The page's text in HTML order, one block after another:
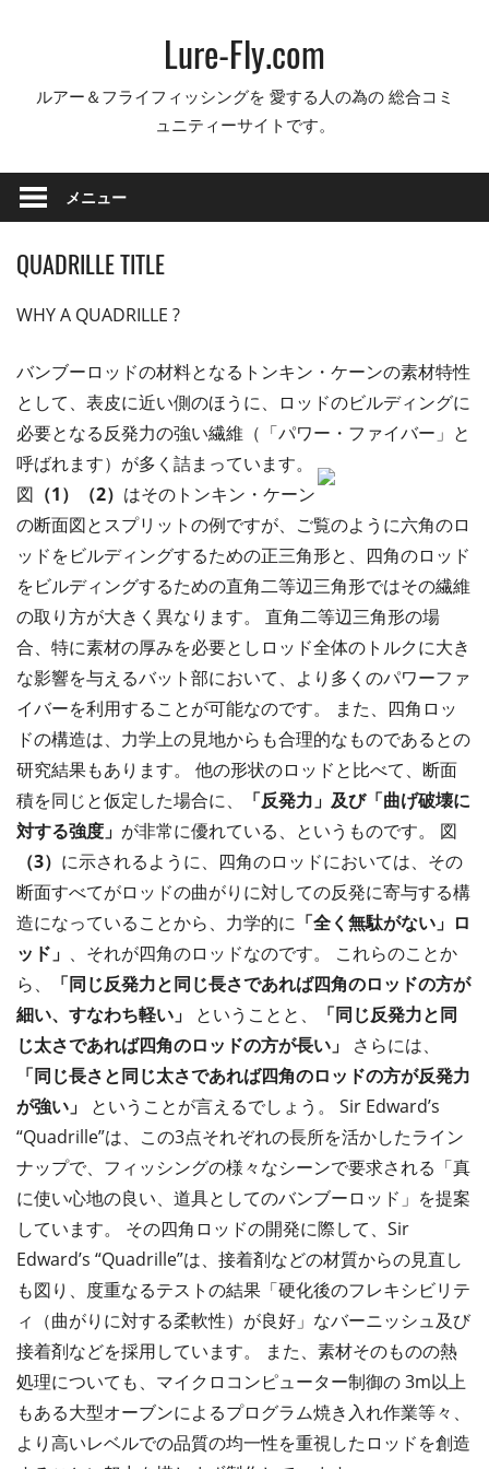
Lure-Fly.com
ルアー＆フライフィッシングを 愛する人の為の 総合コミ
ュニティーサイトです。
メニュー
QUADRILLE TITLE
WHY A QUADRILLE ?
バンブーロッドの材料となるトンキン・ケーンの素材特性
として、表皮に近い側のほうに、ロッドのビルディングに
必要となる反発力の強い繊維（「パワー・ファイバー」と
呼ばれます）が多く詰まっています。
図 （1）（2） はそのトンキン・ケーン
の断面図とスプリットの例ですが、ご覧のように六角のロ
ッドをビルディングするための正三角形と、四角のロッド
をビルディングするための直角二等辺三角形ではその繊維
の取り方が大きく異なります。 直角二等辺三角形の場
合、特に素材の厚みを必要としロッド全体のトルクに大き
な影響を与えるバット部において、より多くのパワーファ
イバーを利用することが可能なのです。 また、四角ロッ
ドの構造は、力学上の見地からも合理的なものであるとの
研究結果もあります。 他の形状のロッドと比べて、断面
積を同じと仮定した場合に、
「反発力」及び「曲げ破壊に
対する強度」 が非常に優れている、というものです。 図
（3） に示されるように、四角のロッドにおいては、その
断面すべてがロッドの曲がりに対しての反発に寄与する構
造になっていることから、力学的に 「全く無駄がない」ロ
ッド」 、それが四角のロッドなのです。 これらのことか
ら、
「同じ反発力と同じ長さであれば四角のロッドの方が
細い、すなわち軽い」
ということと、
「同じ反発力と同
じ太さであれば四角のロッドの方が長い」
さらには、
「同じ長さと同じ太さであれば四角のロッドの方が反発力
が強い」
ということが言えるでしょう。 Sir Edward’s
“Quadrille”は、この3点それぞれの長所を活かしたライン
ナップで、フィッシングの様々なシーンで要求される「真
に使い心地の良い、道具としてのバンブーロッド」を提案
しています。 その四角ロッドの開発に際して、Sir
Edward’s “Quadrille”は、接着剤などの材質からの見直し
も図り、度重なるテストの結果「硬化後のフレキシビリテ
ィ（曲がりに対する柔軟性）が良好」なバーニッシュ及び
接着剤などを採用しています。 また、素材そのものの熱
処理についても、マイクロコンピューター制御の 3m以上
もある大型オーブンによるプログラム焼き入れ作業等々、
より高いレベルでの品質の均一性を重視したロッドを創造